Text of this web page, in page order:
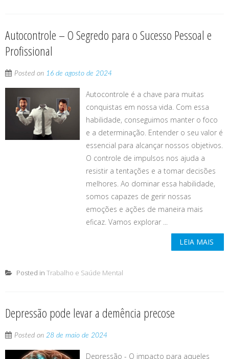
Autocontrole – O Segredo para o Sucesso Pessoal e
Profissional
Posted on 16 de agosto de 2024
Autocontrole é a chave para muitas
conquistas em nossa vida. Com essa
habilidade, conseguimos manter o foco
e a determinação. Entender o seu valor é
essencial para alcançar nossos objetivos.
O controle de impulsos nos ajuda a
resistir a tentações e a tomar decisões
melhores. Ao dominar essa habilidade,
somos capazes de gerir nossas
emoções e ações de maneira mais
eficaz. Vamos explorar ...
LEIA MAIS
Posted in Trabalho e Saúde Mental
Depressão pode levar a demência precose
Posted on 28 de maio de 2024
Depressão - O impacto para aqueles